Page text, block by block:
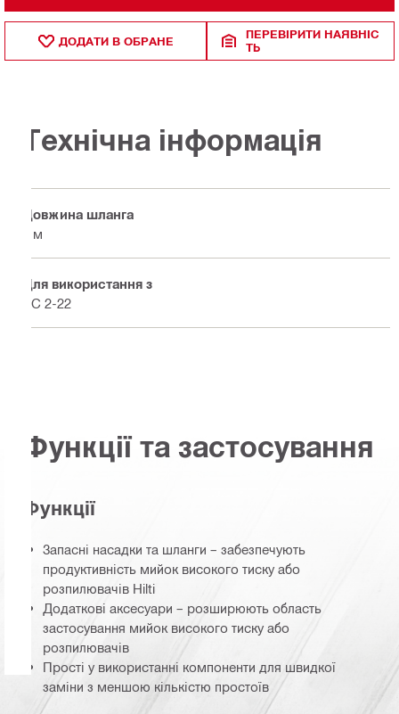
ДОДАТИ В ОБРАНЕ
ПЕРЕВІРИТИ НАЯВНІС
ТЬ
Технічна інформація
Довжина шланга
4 м
Для використання з
PC 2-22
Функції та застосування
Функції
Запасні насадки та шланги – забезпечують
продуктивність мийок високого тиску або
розпилювачів Hilti
Додаткові аксесуари – розширюють область
застосування мийок високого тиску або
розпилювачів
Прості у використанні компоненти для швидкої
заміни з меншою кількістю простоїв